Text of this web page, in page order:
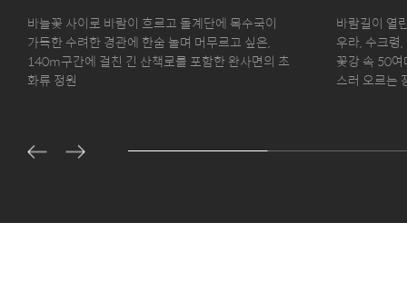
바람길이 열린 옥상 공간에 수놓아진 털수염풀, 가
우라, 수크령, 샤스타데이지가 파도처럼 일렁이는
꽃강 속 50여마리의 산천어 조형물들이 물길을 거
스러 오르는 장관을 감상할 수 있는 테라스 가든
백색 자작나
유유자적 흔
에 도란도란